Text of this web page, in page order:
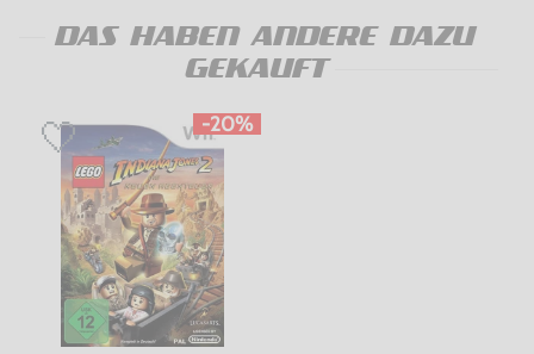
DAS HABEN ANDERE DAZU
GEKAUFT
-20%